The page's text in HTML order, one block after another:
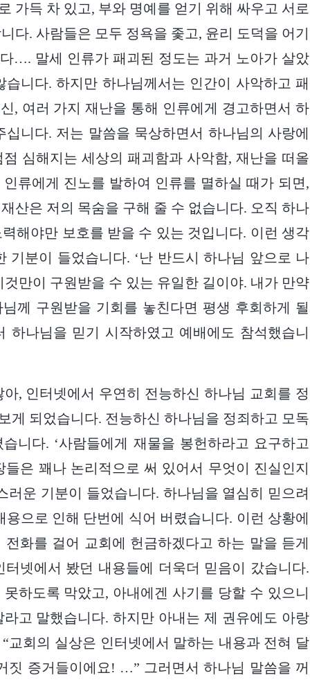
가득 차 있고, 부와 명예를 얻기 위해 싸우고 서로
다. 사람들은 모두 정욕을 좇고, 윤리 도덕을 어기
…. 말세 인류가 패괴된 정도는 과거 노아가 살았
니다. 하지만 하나님께서는 인간이 사악하고 패
, 여러 가지 재난을 통해 인류에게 경고하면서 하
니다. 저는 말씀을 묵상하면서 하나님의 사랑에
심해지는 세상의 패괴함과 사악함, 재난을 떠올
류에게 진노를 발하여 인류를 멸하실 때가 되면,
산은 저의 목숨을 구해 줄 수 없습니다. 오직 하나
해야만 보호를 받을 수 있는 것입니다. 이런 생각
기분이 들었습니다. ‘난 반드시 하나님 앞으로 나
만이 구원받을 수 있는 유일한 길이야. 내가 만약
께 구원받을 기회를 놓친다면 평생 후회하게 될
하나님을 믿기 시작하였고 예배에도 참석했습니
, 인터넷에서 우연히 전능하신 하나님 교회를 정
게 되었습니다. 전능하신 하나님을 정죄하고 모독
니다. ‘사람들에게 재물을 봉헌하라고 요구하고
은 꽤나 논리적으로 써 있어서 무엇이 진실인지
러운 기분이 들었습니다. 하나님을 열심히 믿으려
으로 인해 단번에 식어 버렸습니다. 이런 상황에
화를 걸어 교회에 헌금하겠다고 하는 말을 듣게
넷에서 봤던 내용들에 더욱더 믿음이 갔습니다.
하도록 막았고, 아내에겐 사기를 당할 수 있으니
고 말했습니다. 하지만 아내는 제 권유에도 아랑
교회의 실상은 인터넷에서 말하는 내용과 전혀 달
짓 증거들이에요! …” 그러면서 하나님 말씀을 꺼